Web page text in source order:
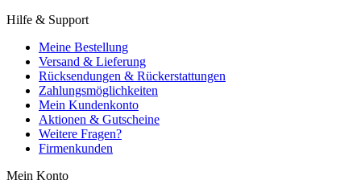
Hilfe & Support
Meine Bestellung
Versand & Lieferung
Rücksendungen & Rückerstattungen
Zahlungsmöglichkeiten
Mein Kundenkonto
Aktionen & Gutscheine
Weitere Fragen?
Firmenkunden
Mein Konto